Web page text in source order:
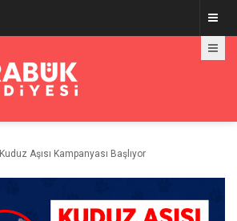
Kuduz Aşısı Kampanyası Başlıyor